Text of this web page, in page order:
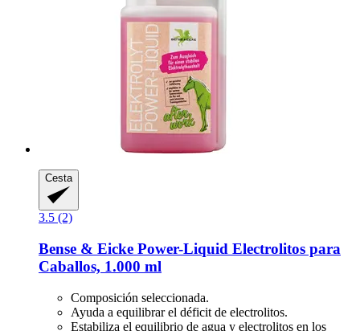
Cesta
3.5 (2)
Bense & Eicke Power-​Liquid Electrolitos para
Caballos, 1.000 ml
Composición seleccionada.
Ayuda a equilibrar el déficit de electrolitos.
Estabiliza el equilibrio de agua y electrolitos en los